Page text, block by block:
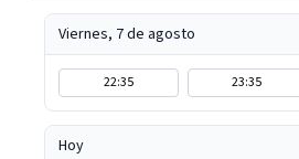
Viernes, 7 de agosto
22:35 23:35
Hoy